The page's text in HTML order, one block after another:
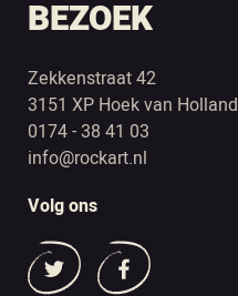
BEZOEK
Zekkenstraat 42
3151 XP Hoek van Holland
0174 - 38 41 03
info@rockart.nl
Volg ons